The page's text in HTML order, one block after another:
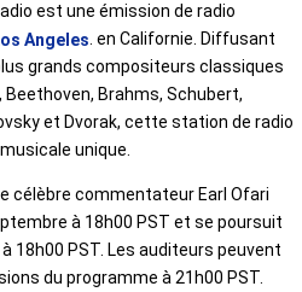
est une émission de radio
Angeles . en Californie. Diffusant
grands compositeurs classiques
Brahms, Schubert,
et Dvorak, cette station de radio
unique.
célèbre commentateur Earl Ofari
à 18h00 PST et se poursuit
18h00 PST. Les auditeurs peuvent
du programme à 21h00 PST.